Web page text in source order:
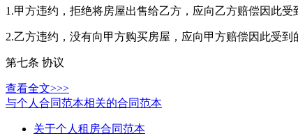
1.甲方违约，拒绝将房屋出售给乙方，应向乙方赔偿因此受
2.乙方违约，没有向甲方购买房屋，应向甲方赔偿因此受到
第七条 协议
查看全文>>>
与个人合同范本相关的合同范本
关于个人租房合同范本